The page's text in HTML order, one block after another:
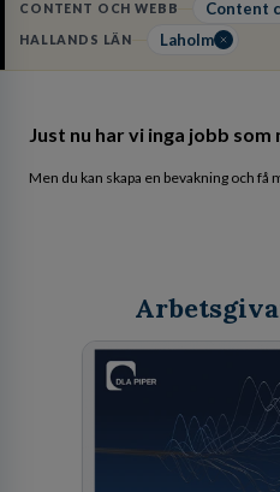
CONTENT OCH WEBB Content
HALLANDS LÄN Laholm
Just nu har vi inga jobb
Men du kan skapa en bevakning och få